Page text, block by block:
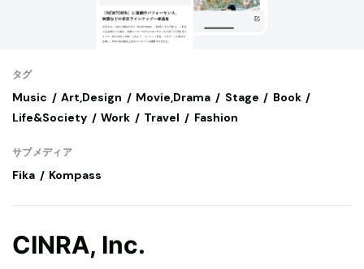
タグ
Music Art,Design Movie,Drama Stage
Book
Life&Society
Work Travel Fashion
サブメディア
Fika Kompass
CINRA, Inc.